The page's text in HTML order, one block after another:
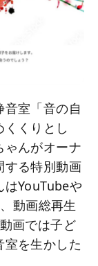
室「音の自
くりとし
ゃんがオーナ
する特別動画
はYouTubeや
動画総再生
画では子ど
室を生かした